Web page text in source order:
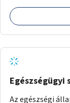
Egészségügyi
Az egészségi